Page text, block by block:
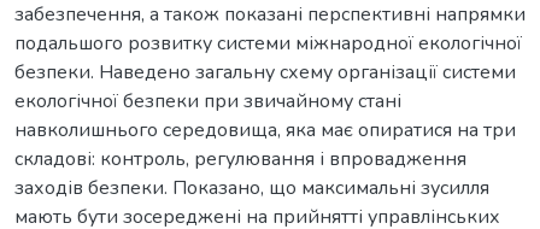
забезпечення, а також показані перспективні напрямки
подальшого розвитку системи міжнародної екологічної
безпеки. Наведено загальну схему організації системи
екологічної безпеки при звичайному стані
навколишнього середовища, яка має опиратися на три
складові: контроль, регулювання і впровадження
заходів безпеки. Показано, що максимальні зусилля
мають бути зосереджені на прийнятті управлінських